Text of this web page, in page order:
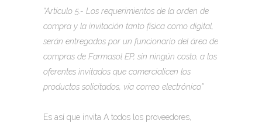
“Artículo 5.- Los requerimientos de la orden de
compra y la invitación tanto física como digital,
serán entregados por un funcionario del área de
compras de Farmasol EP, sin ningún costo, a los
oferentes invitados que comercialicen los
productos solicitados, vía correo electrónico.”
Es así que invita A todos los proveedores,